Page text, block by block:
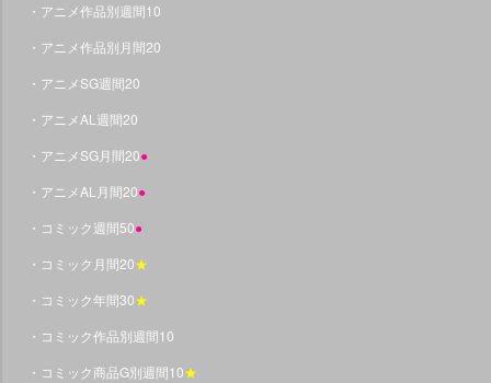
・アニメ作品別週間10
・アニメ作品別月間20
・アニメSG週間20
・アニメAL週間20
・アニメSG月間20●
・アニメAL月間20●
・コミック週間50●
・コミック月間20★
・コミック年間30★
・コミック作品別週間10
・コミック商品G別週間10★